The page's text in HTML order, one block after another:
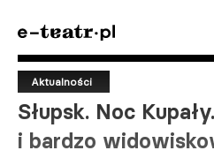
Aktualności
Słupsk. Noc
i bardzo